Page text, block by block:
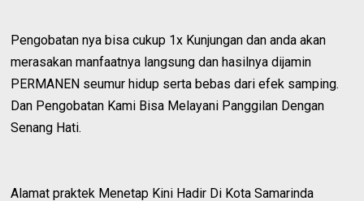
Pengobatan nya bisa cukup 1x Kunjungan dan anda akan
merasakan manfaatnya langsung dan hasilnya dijamin
PERMANEN seumur hidup serta bebas dari efek samping.
Dan Pengobatan Kami Bisa Melayani Panggilan Dengan
Senang Hati.
Alamat praktek Menetap Kini Hadir Di Kota Samarinda